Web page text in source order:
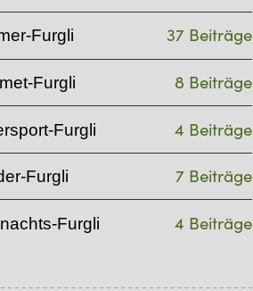
Furgli 37 Beiträge
Furgli 8 Beiträge
Furgli 4 Beiträge
Furgli 7 Beiträge
Furgli 4 Beiträge